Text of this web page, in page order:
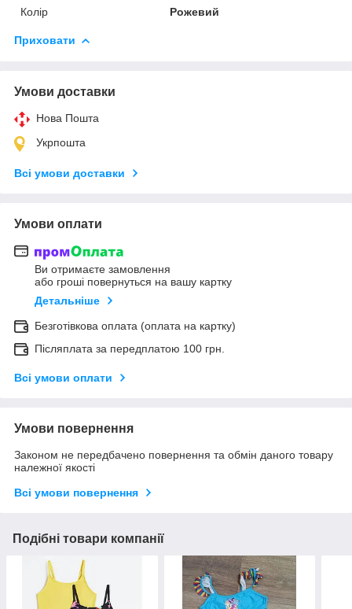
Колір
Рожевий
Приховати
Умови доставки
Нова Пошта
Укрпошта
Всі умови доставки
Умови оплати
Ви отримаєте замовлення
або гроші повернуться на вашу картку
Детальніше
Безготівкова оплата (оплата на картку)
Післяплата за передплатою 100 грн.
Всі умови оплати
Умови повернення
Законом не передбачено повернення та обмін даного товару
належної якості
Всі умови повернення
Подібні товари компанії